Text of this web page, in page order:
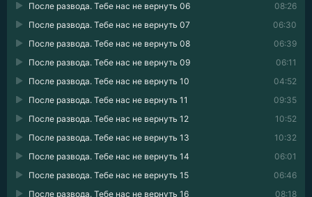
08:26
После развода. Тебе нас не вернуть 06
06:30
После развода. Тебе нас не вернуть 07
06:39
После развода. Тебе нас не вернуть 08
06:11
После развода. Тебе нас не вернуть 09
04:52
После развода. Тебе нас не вернуть 10
09:35
После развода. Тебе нас не вернуть 11
10:52
После развода. Тебе нас не вернуть 12
10:32
После развода. Тебе нас не вернуть 13
06:01
После развода. Тебе нас не вернуть 14
06:46
После развода. Тебе нас не вернуть 15
08:18
После развода. Тебе нас не вернуть 16